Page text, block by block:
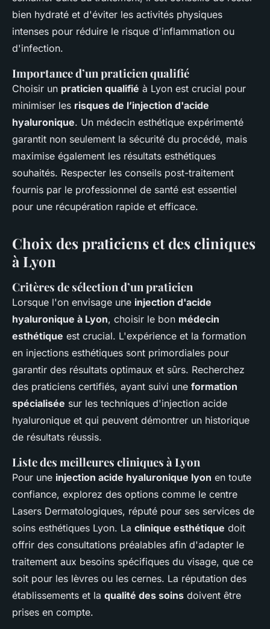
bien hydraté et d'éviter les activités physiques
intenses pour réduire le risque d'inflammation ou
d'infection.
Importance d’un praticien qualifié
Choisir un praticien qualifié à Lyon est crucial pour
minimiser les risques de l’injection d'acide
hyaluronique. Un médecin esthétique expérimenté
garantit non seulement la sécurité du procédé, mais
maximise également les résultats esthétiques
souhaités. Respecter les conseils post-traitement
fournis par le professionnel de santé est essentiel
pour une récupération rapide et efficace.
Choix des praticiens et des cliniques
à Lyon
Critères de sélection d’un praticien
Lorsque l'on envisage une injection d'acide
hyaluronique à Lyon, choisir le bon médecin
esthétique est crucial. L'expérience et la formation
en injections esthétiques sont primordiales pour
garantir des résultats optimaux et sûrs. Recherchez
des praticiens certifiés, ayant suivi une formation
spécialisée sur les techniques d'injection acide
hyaluronique et qui peuvent démontrer un historique
de résultats réussis.
Liste des meilleures cliniques à Lyon
Pour une injection acide hyaluronique lyon en toute
confiance, explorez des options comme le centre
Lasers Dermatologiques, réputé pour ses services de
soins esthétiques Lyon. La clinique esthétique doit
offrir des consultations préalables afin d'adapter le
traitement aux besoins spécifiques du visage, que ce
soit pour les lèvres ou les cernes. La réputation des
établissements et la qualité des soins doivent être
prises en compte.